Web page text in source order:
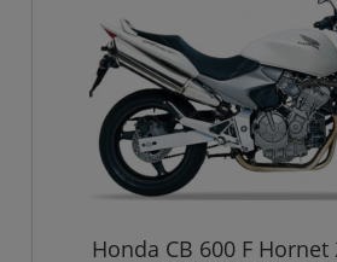
Honda CB 600 F Hornet